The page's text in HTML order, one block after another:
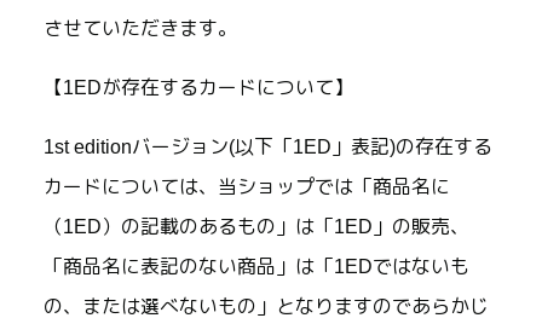
させていただきます。
【1EDが存在するカードについて】
1st editionバージョン(以下「1ED」表記)の存在する
カードについては、当ショップでは「商品名に
（1ED）の記載のあるもの」は「1ED」の販売、
「商品名に表記のない商品」は「1EDではないも
の、または選べないもの」となりますのであらかじ